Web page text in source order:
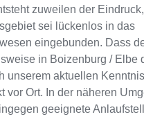
zuweilen der
sei lückenlos in das
eingebunden. Dass
in Boizenburg / Elbe
unserem aktuellen
vor Ort. In der näheren
geeignete